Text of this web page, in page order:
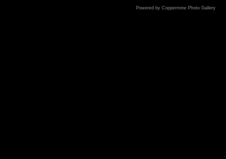
Powered by Coppermine Photo Gallery